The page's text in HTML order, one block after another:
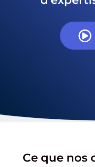
Ce que nos